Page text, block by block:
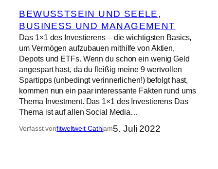
BEWUSSTSEIN UND SEELE
BUSINESS UND MANAGEMENT
Das 1×1 des Investierens – die wichtigsten Basics,
um Vermögen aufzubauen mithilfe von Aktien,
Depots und ETFs. Wenn du schon ein wenig Geld
angespart hast, da du fleißig meine 9 wertvollen
Spartipps (unbedingt verinnerlichen!) befolgt hast,
kommen nun ein paar interessante Fakten rund ums
Thema Investment. Das 1×1 des Investierens Das
Thema ist auf allen Social Media…
Verfasst vonfitweltweit Cathiam5. Juli 2022